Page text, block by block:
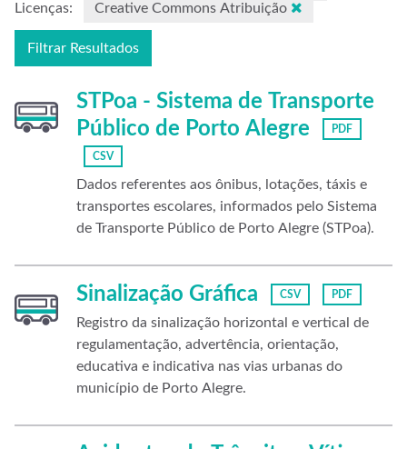
Licenças:
Creative Commons Atribuição
Filtrar Resultados
STPoa - Sistema de Transporte
Público de Porto Alegre
PDF
CSV
Dados referentes aos ônibus, lotações, táxis e
transportes escolares, informados pelo Sistema
de Transporte Público de Porto Alegre (STPoa).
Sinalização Gráfica CSV PDF
Registro da sinalização horizontal e vertical de
regulamentação, advertência, orientação,
educativa e indicativa nas vias urbanas do
município de Porto Alegre.